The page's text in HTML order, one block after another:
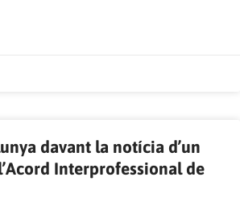
davant la notícia d’un
Interprofessional de